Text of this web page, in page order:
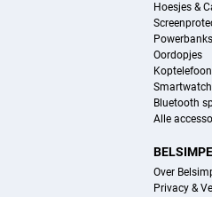
Hoesjes &
Powerbanks
Oordopjes
Bluetooth
Alle
Over
Privacy &